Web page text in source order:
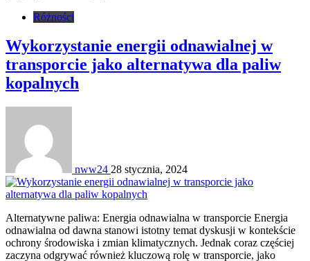
Różności
Wykorzystanie energii odnawialnej w
transporcie jako alternatywa dla paliw
kopalnych
nww24 28 stycznia, 2024
Alternatywne paliwa: Energia odnawialna w transporcie Energia
odnawialna od dawna stanowi istotny temat dyskusji w kontekście
ochrony środowiska i zmian klimatycznych. Jednak coraz częściej
zaczyna odgrywać również kluczową rolę w transporcie, jako